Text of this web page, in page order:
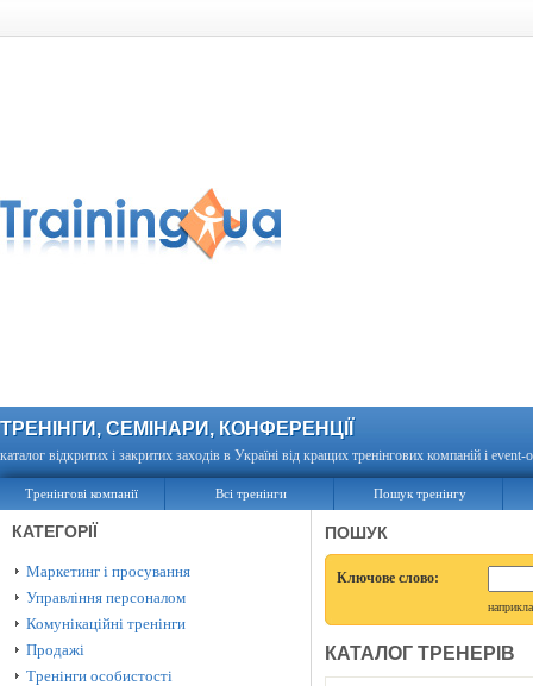
ТРЕНІНГИ, СЕМІНАРИ, КОНФЕРЕНЦІЇ
каталог відкритих і закритих заходів в Україні від кращих тренінгових компаній і event-
Тренінгові компанії Всі тренінги Пошук тренінгу
КАТЕГОРІЇ
Маркетинг і просування
Управління персоналом
Комунікаційні тренінги
Продажі
Тренінги особистості
ПОШУК
Ключове слово:
КАТАЛОГ ТРЕНЕРІВ